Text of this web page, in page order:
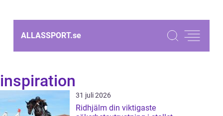
ALLASSPORT.se
inspiration
31 juli 2026
Ridhjälm din viktigaste